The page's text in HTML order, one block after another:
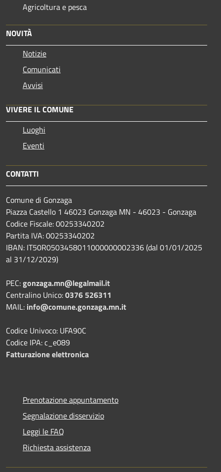
Agricoltura e pesca
NOVITÀ
Notizie
Comunicati
Avvisi
VIVERE IL COMUNE
Luoghi
Eventi
CONTATTI
Comune di Gonzaga
Piazza Castello 1 46023 Gonzaga MN - 46023 - Gonzaga
Codice Fiscale: 00253340202
Partita IVA: 00253340202
IBAN: IT50R0503458011000000002336 (dal 01/01/2025
al 31/12/2029)
PEC:gonzaga.mn@legalmail.it
Centralino Unico:0376 526311
MAIL: info@comune.gonzaga.mn.it
Codice Univoco: UFA90C
Codice IPA: c_e089
Fatturazione elettronica
Prenotazione appuntamento
Segnalazione disservizio
Leggi le FAQ
Richiesta assistenza